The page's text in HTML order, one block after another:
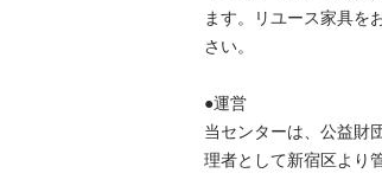
ます。リユース家具を
さい。
●運営
当センターは、公益財
理者として新宿区より